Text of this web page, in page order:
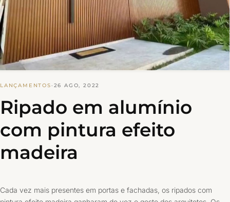
LANÇAMENTOS· 26 AGO, 2022
Ripado em alumínio
com pintura efeito
madeira
Cada vez mais presentes em portas e fachadas, os ripados com